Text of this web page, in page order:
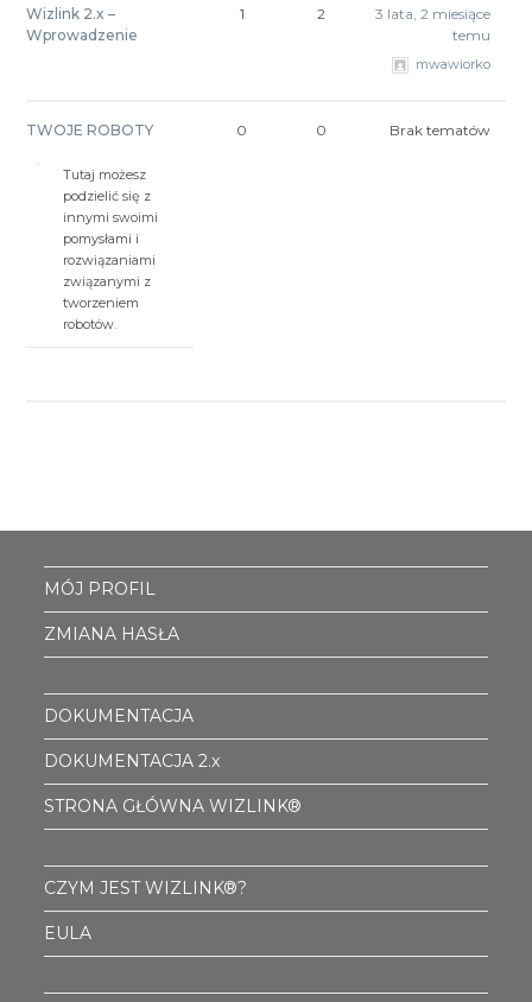
Wizlink 2.x –
Wprowadzenie
1 2
3 lata, 2 miesiące
temu
mwawiorko
TWOJE ROBOTY
Tutaj możesz
podzielić się z
innymi swoimi
pomysłami i
rozwiązaniami
związanymi z
tworzeniem
robotów.
0 0 Brak tematów
MÓJ PROFIL
ZMIANA HASŁA
DOKUMENTACJA
DOKUMENTACJA 2.x
STRONA GŁÓWNA WIZLINK®
CZYM JEST WIZLINK®?
EULA